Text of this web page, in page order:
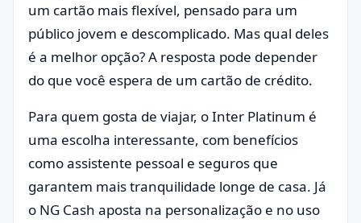
um cartão mais flexível, pensado para um
público jovem e descomplicado. Mas qual deles
é a melhor opção? A resposta pode depender
do que você espera de um cartão de crédito.
Para quem gosta de viajar, o Inter Platinum é
uma escolha interessante, com benefícios
como assistente pessoal e seguros que
garantem mais tranquilidade longe de casa. Já
o NG Cash aposta na personalização e no uso